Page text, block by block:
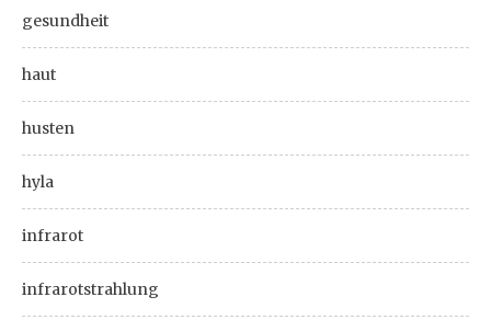
gesundheit
haut
husten
hyla
infrarot
infrarotstrahlung